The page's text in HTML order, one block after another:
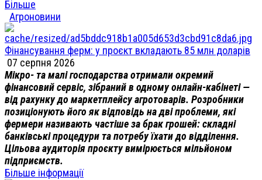
Більше
Агроновини
Фінансування ферм: у проєкт вкладають 85 млн доларів
07 серпня 2026
Мікро- та малі господарства отримали окремий
фінансовий сервіс, зібраний в одному онлайн-кабінеті —
від рахунку до маркетплейсу агротоварів. Розробники
позиціонують його як відповідь на дві проблеми, які
фермери називають частіше за брак грошей: складні
банківські процедури та потребу їхати до відділення.
Цільова аудиторія проєкту вимірюється мільйоном
підприємств.
Більше інформації